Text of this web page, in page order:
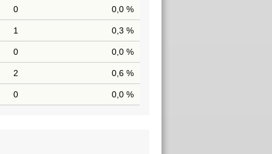
0 0,0 %
1 0,3 %
0 0,0 %
2 0,6 %
0 0,0 %